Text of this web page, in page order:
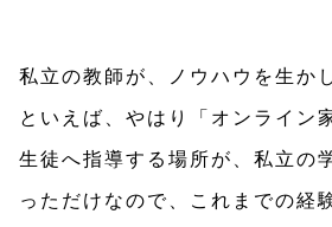
私立の教師が、ノウハウを生か
といえば、やはり「オンライン
生徒へ指導する場所が、私立の
っただけなので、これまでの経